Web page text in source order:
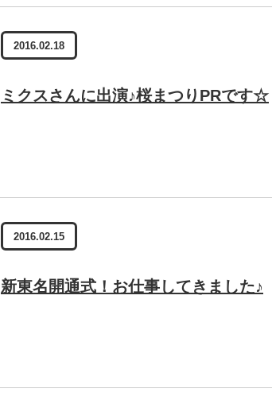
2016.02.18
ミクスさんに出演♪桜まつりPRです☆
2016.02.15
新東名開通式！お仕事してきました♪